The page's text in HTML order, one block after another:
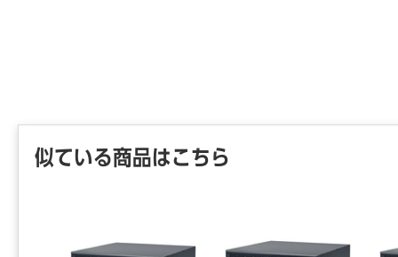
似ている商品はこちら